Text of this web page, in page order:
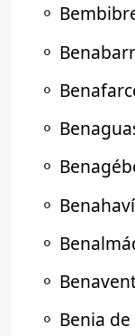
⚬
⚬
⚬
⚬
⚬
⚬
⚬
⚬
⚬ Benia